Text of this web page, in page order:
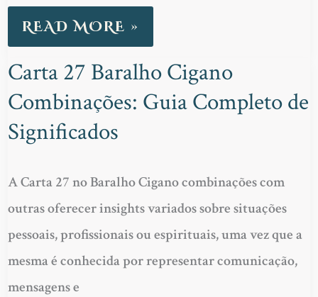
READ MORE »
Carta 27 Baralho Cigano
Combinações: Guia Completo de
Significados
A Carta 27 no Baralho Cigano combinações com
outras oferecer insights variados sobre situações
pessoais, profissionais ou espirituais, uma vez que a
mesma é conhecida por representar comunicação,
mensagens e
CARTA
27
BARALHO
CIGANO
COMBINAÇÕES:
GUIA
COMPLETO
DE
SIGNIFICADOS